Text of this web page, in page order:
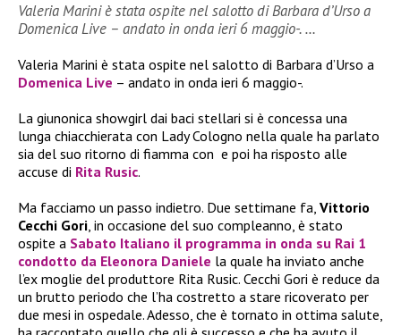
Valeria Marini è stata ospite nel salotto di Barbara d’Urso a
Domenica Live – andato in onda ieri 6 maggio-. …
Valeria Marini è stata ospite nel salotto di Barbara d’Urso a
Domenica Live – andato in onda ieri 6 maggio-.
La giunonica showgirl dai baci stellari si è concessa una
lunga chiacchierata con Lady Cologno nella quale ha parlato
sia del suo ritorno di fiamma con e poi ha risposto alle
accuse di Rita Rusic.
Ma facciamo un passo indietro. Due settimane fa, Vittorio
Cecchi Gori, in occasione del suo compleanno, è stato
ospite a Sabato Italiano il programma in onda su Rai 1
condotto da Eleonora Daniele la quale ha inviato anche
l’ex moglie del produttore Rita Rusic. Cecchi Gori è reduce da
un brutto periodo che l’ha costretto a stare ricoverato per
due mesi in ospedale. Adesso, che è tornato in ottima salute,